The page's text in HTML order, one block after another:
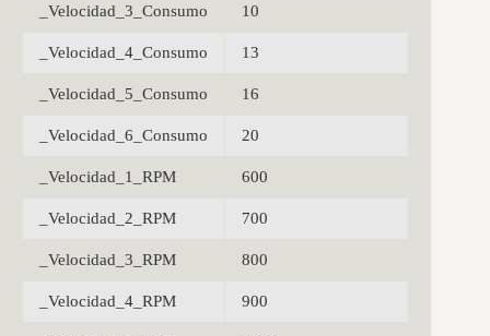
_Velocidad_3_Consumo 10
_Velocidad_4_Consumo 13
_Velocidad_5_Consumo 16
_Velocidad_6_Consumo 20
_Velocidad_1_RPM 600
_Velocidad_2_RPM 700
_Velocidad_3_RPM 800
_Velocidad_4_RPM 900